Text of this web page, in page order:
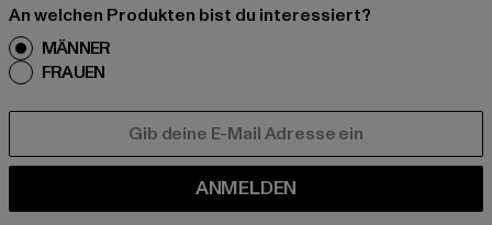
An welchen Produkten bist du interessiert?
MÄNNER
FRAUEN
ANMELDEN